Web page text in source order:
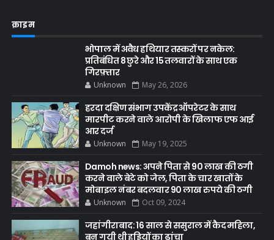
क्राइम
भोपाल में अवैध हथियार तस्करों पर नकेल:
प्रतिबंधित 8 छुरे और 15 तलवारों के साथ एक
गिरफ़्तार
Unknown May 26, 2026
हरदा दक्षिण संभाग उपकेंद्र ऑपरेटर के साथ
मारपीट करने वाले आरोपी के खिलाफ एफ आई
आर दर्ज
Unknown May 19, 2025
Damoh news: अपने पिता से 90 लाख की ठगी
करने वाले बेटे को जेल, पिता के चार खातों के
मोबाइल नंबर बदलवार 90 लाख रुपये की ठगी
Unknown Oct 09, 2024
जहांगीराबाद: 16 साल से ससुराल में कैद महिला,
बन गयी थी हड्डियों का ढांचा